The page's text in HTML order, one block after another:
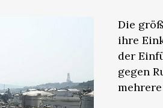
Die
ihre
der
gegen